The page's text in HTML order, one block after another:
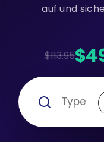
auf und
$113.95